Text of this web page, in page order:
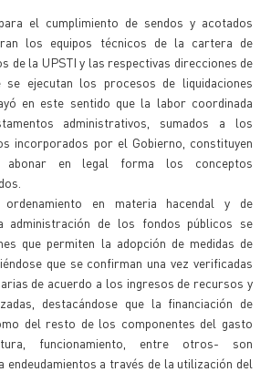
el cumplimiento de sendos y acotados
los equipos técnicos de la cartera de
de la UPSTI y las respectivas direcciones de
se ejecutan los procesos de liquidaciones
en este sentido que la labor coordinada
administrativos, sumados a los
incorporados por el Gobierno, constituyen
en legal forma los conceptos
en materia hacendal y de
administración de los fondos públicos se
que permiten la adopción de medidas de
que se confirman una vez verificadas
de acuerdo a los ingresos de recursos y
destacándose que la financiación de
del resto de los componentes del gasto
funcionamiento, entre otros- son
endeudamientos a través de la utilización del